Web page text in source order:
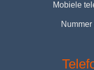
Mobiele